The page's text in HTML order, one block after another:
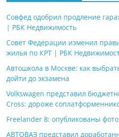
Совфед одобрил продление
| РБК Недвижимость
Совет Федерации изменил
жилья по КРТ | РБК
Автошкола в Москве: как
дойти до экзамена
Volkswagen представил
Cross: дороже
Freelander 8: опубликованы
АВТОВАЗ представил